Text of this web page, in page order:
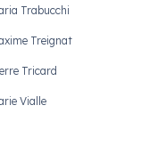
Trabucchi
Treignat
Tricard
Vialle